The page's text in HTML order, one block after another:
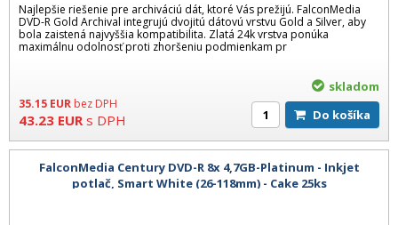
Najlepšie riešenie pre archiváciú dát, ktoré Vás prežijú. FalconMedia
DVD-R Gold Archival integrujú dvojitú dátovú vrstvu Gold a Silver, aby
bola zaistená najvyššia kompatibilita. Zlatá 24k vrstva ponúka
maximálnu odolnosť proti zhoršeniu podmienkam pr
35.15 EUR bez DPH
43.23 EUR s DPH
skladom
Do košíka
FalconMedia Century DVD-R 8x 4,7GB-Platinum - Inkjet
potlač, Smart White (26-118mm) - Cake 25ks